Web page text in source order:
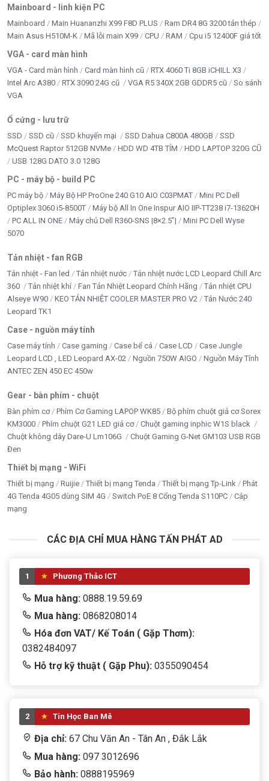
Mainboard - linh kiện PC
Mainboard Main Huananzhi X99 F8D PLUS
Ram DR4 8G 3200 tản thép
Main Asus H510M-K
Mã lỗi main X99 CPU RAM Cpu i5 12400F giá tốt
VGA - card màn hình
VGA - Card màn hình Card màn hình cũ
RTX 4060 Ti 8GB iCHILL X3
Intel Arc A380
RTX 3090 24G cũ VGA R5 340X 2GB GDDR5 cũ
So sánh
VGA
Ổ cứng - lưu trữ
SSD SSD cũ SSD khuyến mại SSD Dahua C800A 480GB
SSD
McQuest Raptor 512GB NVMe
HDD WD 4TB TÍM
HDD LAPTOP 320G CŨ
USB 128G DATO 3.0 128G
PC - máy bộ - build PC
PC máy bộ Máy Bộ HP ProOne 240 G10 AIO C03PMAT
Mini PC Dell
Optiplex 3060 i5-8500T
Máy bộ All In One Inspur AIO IIP-TT238 i7-13620H
PC ALL IN ONE
Máy chủ Dell R360-SNS |8×2.5”|
Mini PC Dell Wyse
5070
Tản nhiệt - fan RGB
Tản nhiệt - Fan led Tản nhiệt nước
Tản nhiệt nước LCD Leopard Chill Arc
360
Tản nhiệt khí Fan Tản Nhiệt Leopard Chính Hãng
Tản nhiệt CPU
Alseye W90
KEO TẢN NHIỆT COOLER MASTER PRO V2
Tản Nước 240
Leopard TK1
Case - nguồn máy tính
Case máy tính Case gaming Case bể cá Case LCD
Case Jungle
Leopard LCD , LED Leopard AX-02
Nguồn 750W AIGO
Nguồn Máy Tính
ANTEC ZEN 450 EC 450w
Gear - bàn phím - chuột
Bàn phím cơ Phím Cơ Gaming LAPOP WK85
Bộ phím chuột giả cơ Sorex
KM3000
Phím chuột G21 LED giả cơ
Chuột gaming inphic W1S black
Chuột không dây Dare-U Lm106G
Chuột Gaming G-Net GM103 USB RGB
Đen
Thiết bị mạng - WiFi
Thiết bị mạng Ruijie Thiết bị mạng Tenda Thiết bị mạng Tp-Link
Phát
4G Tenda 4G05 dùng SIM 4G
Switch PoE 8 Cổng Tenda S110PC
Cáp
mạng
CÁC ĐỊA CHỈ MUA HÀNG TẤN PHÁT AD
1 Phương Thảo ICT
Mua hàng: 0888.19.59.69
Mua hàng: 0868208014
Hóa đơn VAT/ Kế Toán ( Gặp Thơm):
0382484097
Hỗ trợ kỹ thuật ( Gặp Phu): 0355090454
2 Tin Học Ban Mê
Địa chỉ: 67 Chu Văn An - Tân An , Đắk Lắk
Mua hàng: 097 3012696
Bảo hành: 0888195969